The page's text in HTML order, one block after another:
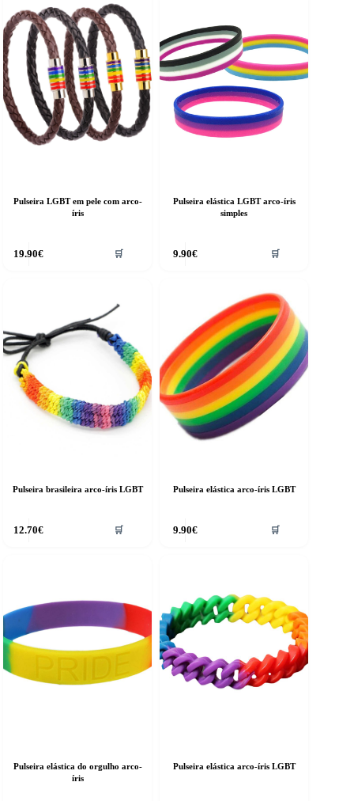
Pulseira LGBT em pele com arco-
íris
19.90€ 🛒
Pulseira elástica LGBT arco-íris
simples
9.90€ 🛒
Pulseira brasileira arco-íris LGBT
12.70€ 🛒
Pulseira elástica arco-íris LGBT
9.90€ 🛒
Pulseira elástica do orgulho arco-
íris
Pulseira elástica arco-íris LGBT